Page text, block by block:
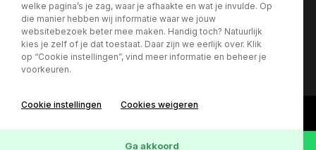
Contact Verkocht
Privacy policy
welke pagina’s je zag, waar je afhaakte en wat je invulde. Op
die manier hebben wij informatie waar we jouw
websitebezoek beter mee maken. Handig toch? Natuurlijk
kies je zelf of je dat toestaat. Daar zijn we eerlijk over. Klik
op “Cookie instellingen”, vind meer informatie en beheer je
voorkeuren.
Cookie instellingen Cookies weigeren
Ga akkoord